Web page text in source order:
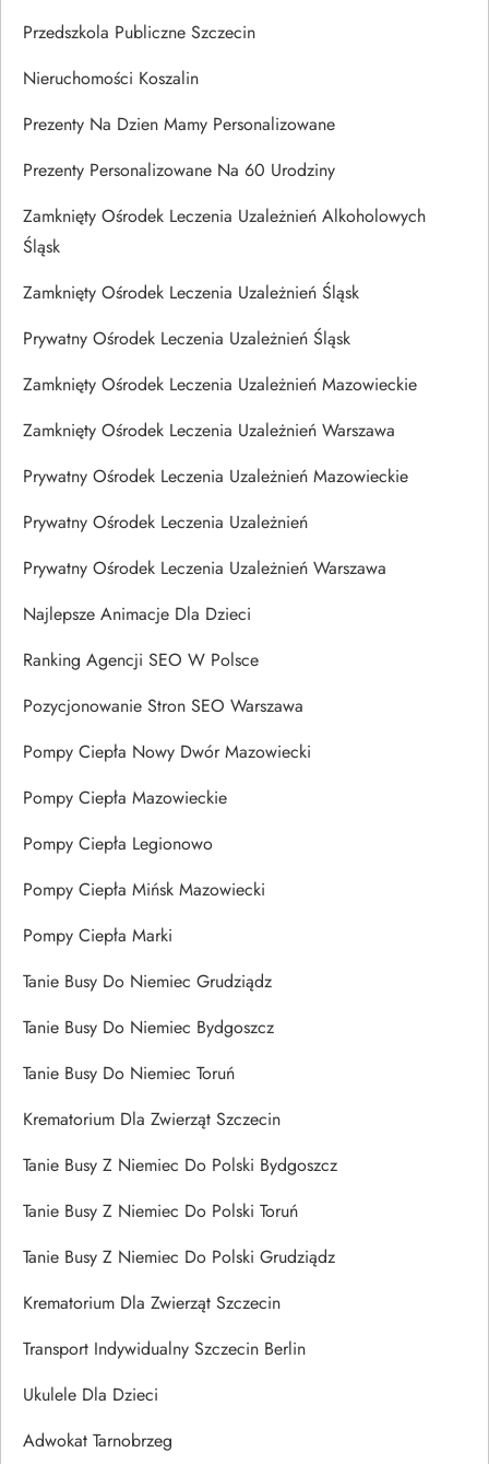
Przedszkola Publiczne Szczecin
Nieruchomości Koszalin
Prezenty Na Dzien Mamy Personalizowane
Prezenty Personalizowane Na 60 Urodziny
Zamknięty Ośrodek Leczenia Uzależnień Alkoholowych
Śląsk
Zamknięty Ośrodek Leczenia Uzależnień Śląsk
Prywatny Ośrodek Leczenia Uzależnień Śląsk
Zamknięty Ośrodek Leczenia Uzależnień Mazowieckie
Zamknięty Ośrodek Leczenia Uzależnień Warszawa
Prywatny Ośrodek Leczenia Uzależnień Mazowieckie
Prywatny Ośrodek Leczenia Uzależnień
Prywatny Ośrodek Leczenia Uzależnień Warszawa
Najlepsze Animacje Dla Dzieci
Ranking Agencji SEO W Polsce
Pozycjonowanie Stron SEO Warszawa
Pompy Ciepła Nowy Dwór Mazowiecki
Pompy Ciepła Mazowieckie
Pompy Ciepła Legionowo
Pompy Ciepła Mińsk Mazowiecki
Pompy Ciepła Marki
Tanie Busy Do Niemiec Grudziądz
Tanie Busy Do Niemiec Bydgoszcz
Tanie Busy Do Niemiec Toruń
Krematorium Dla Zwierząt Szczecin
Tanie Busy Z Niemiec Do Polski Bydgoszcz
Tanie Busy Z Niemiec Do Polski Toruń
Tanie Busy Z Niemiec Do Polski Grudziądz
Krematorium Dla Zwierząt Szczecin
Transport Indywidualny Szczecin Berlin
Ukulele Dla Dzieci
Adwokat Tarnobrzeg